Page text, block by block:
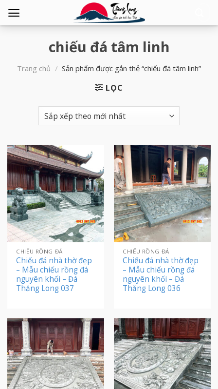
chiếu đá tâm linh
Trang chủ / Sản phẩm được gắn thẻ “chiếu đá tâm linh”
LỌC
CHIẾU RỒNG ĐÁ
Chiếu đá nhà thờ đẹp
– Mẫu chiếu rồng đá
nguyên khối – Đá
Thăng Long 037
CHIẾU RỒNG ĐÁ
Chiếu đá nhà thờ đẹp
– Mẫu chiếu rồng đá
nguyên khối – Đá
Thăng Long 036